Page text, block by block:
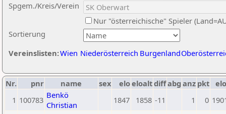
Sortierung
Spgem./Kreis/Verein
Nur "österreichische" Spieler
Vereinslisten:Wien Niederösterreich Burgenland
Nr. pnr name sex eloeloaltdiffabg anz pkt
1 100783 Benkö
Christian
1847 1858 -11 1 0